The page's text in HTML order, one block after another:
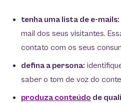
tenha uma lista de e-mails:
mail dos seus visitantes.
contato com os seus
defina a persona:
saber o tom de voz do
produza conteúdo de